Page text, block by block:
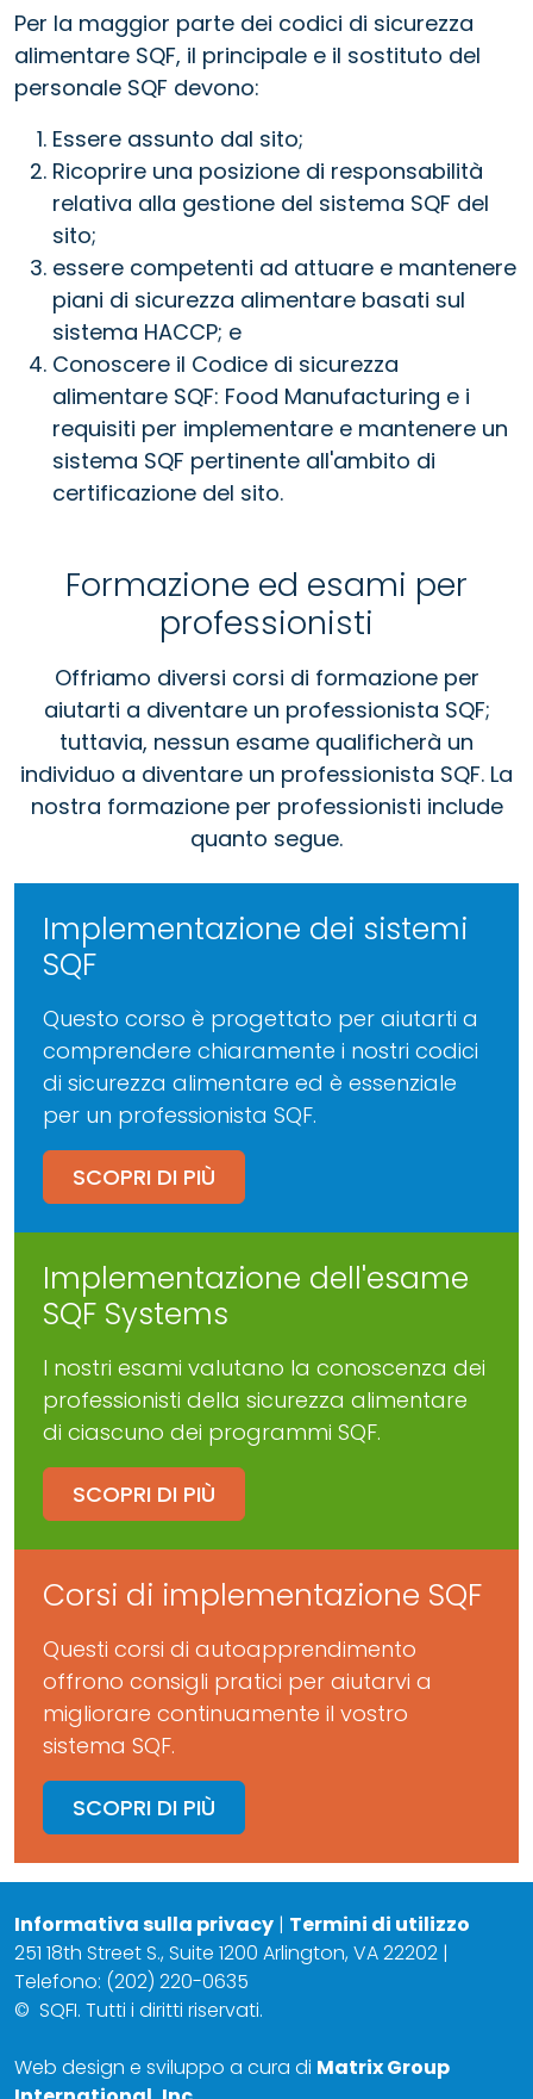
Per la maggior parte dei codici di sicurezza
alimentare SQF, il principale e il sostituto del
personale SQF devono:
Essere assunto dal sito;
Ricoprire una posizione di responsabilità
relativa alla gestione del sistema SQF del
sito;
essere competenti ad attuare e mantenere
piani di sicurezza alimentare basati sul
sistema HACCP; e
Conoscere il Codice di sicurezza
alimentare SQF: Food Manufacturing e i
requisiti per implementare e mantenere un
sistema SQF pertinente all'ambito di
certificazione del sito.
Formazione ed esami per
professionisti
Offriamo diversi corsi di formazione per
aiutarti a diventare un professionista SQF;
tuttavia, nessun esame qualificherà un
individuo a diventare un professionista SQF. La
nostra formazione per professionisti include
quanto segue.
Implementazione dei sistemi
SQF
Questo corso è progettato per aiutarti a
comprendere chiaramente i nostri codici
di sicurezza alimentare ed è essenziale
per un professionista SQF.
SCOPRI DI PIÙ
Implementazione dell'esame
SQF Systems
I nostri esami valutano la conoscenza dei
professionisti della sicurezza alimentare
di ciascuno dei programmi SQF.
SCOPRI DI PIÙ
Corsi di implementazione SQF
Questi corsi di autoapprendimento
offrono consigli pratici per aiutarvi a
migliorare continuamente il vostro
sistema SQF.
SCOPRI DI PIÙ
Informativa sulla privacy | Termini di utilizzo
251 18th Street S., Suite 1200 Arlington, VA 22202 |
Telefono: (202) 220-0635
© SQFI. Tutti i diritti riservati.
Web design e sviluppo a cura di Matrix Group